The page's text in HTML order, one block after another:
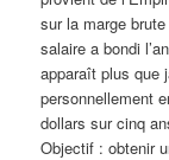
sur la marge
salaire a bondi
apparaît plus que
personnellement
dollars sur cinq
Objectif : obtenir